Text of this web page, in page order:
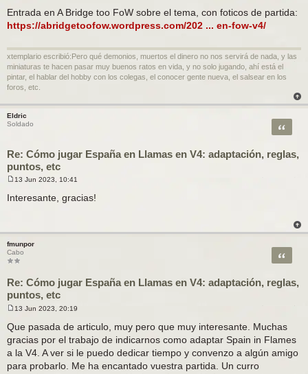
n
s
e
Entrada en A Bridge too FoW sobre el tema, con foticos de partida:
https://abridgetoofow.wordpress.com/202 ... en-fow-v4/
xtemplario escribió:Pero qué demonios, muertos el dinero no nos servirá de nada, y las
miniaturas te hacen pasar muy buenos ratos en vida, y no solo jugando, ahí está el
pintar, el hablar del hobby con los colegas, el conocer gente nueva, el salsear en los
foros, etc.
Eldric
Soldado
Re: Cómo jugar España en Llamas en V4: adaptación, reglas,
puntos, etc
Citar
e
n
e
13 Jun 2023, 10:41
Interesante, gracias!
fmunpor
Cabo
Re: Cómo jugar España en Llamas en V4: adaptación, reglas,
puntos, etc
Citar
n
s
e
13 Jun 2023, 20:19
Que pasada de articulo, muy pero que muy interesante. Muchas
gracias por el trabajo de indicarnos como adaptar Spain in Flames
a la V4. A ver si le puedo dedicar tiempo y convenzo a algún amigo
para probarlo. Me ha encantado vuestra partida. Un curro